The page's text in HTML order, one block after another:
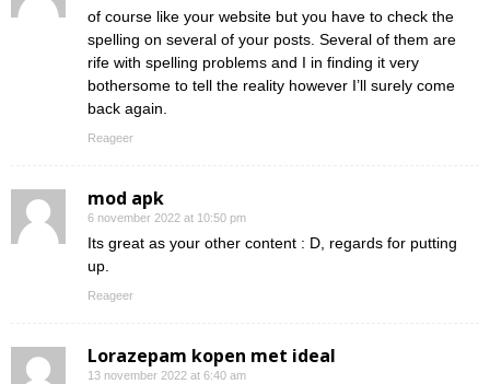
of course like your website but you have to check the
spelling on several of your posts. Several of them are
rife with spelling problems and I in finding it very
bothersome to tell the reality however I’ll surely come
back again.
Reageer
mod apk
6 november 2022 at 10:50 pm
Its great as your other content : D, regards for putting
up.
Reageer
Lorazepam kopen met ideal
13 november 2022 at 6:40 am